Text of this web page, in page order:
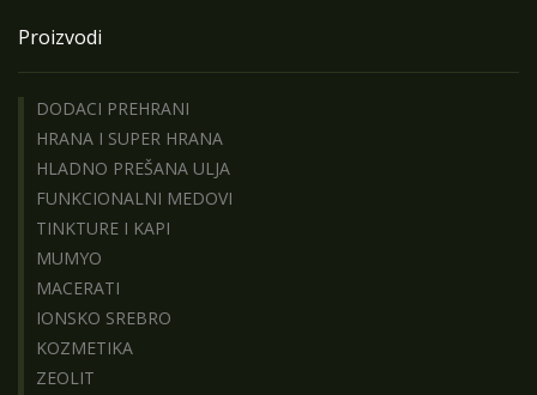
Proizvodi
DODACI PREHRANI
HRANA I SUPER HRANA
HLADNO PREŠANA ULJA
FUNKCIONALNI MEDOVI
TINKTURE I KAPI
MUMYO
MACERATI
IONSKO SREBRO
KOZMETIKA
ZEOLIT